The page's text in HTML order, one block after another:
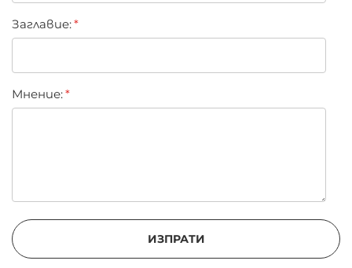
Оборудвана с огледало
Заглавиe:
Мнение:
ИЗПРАТИ